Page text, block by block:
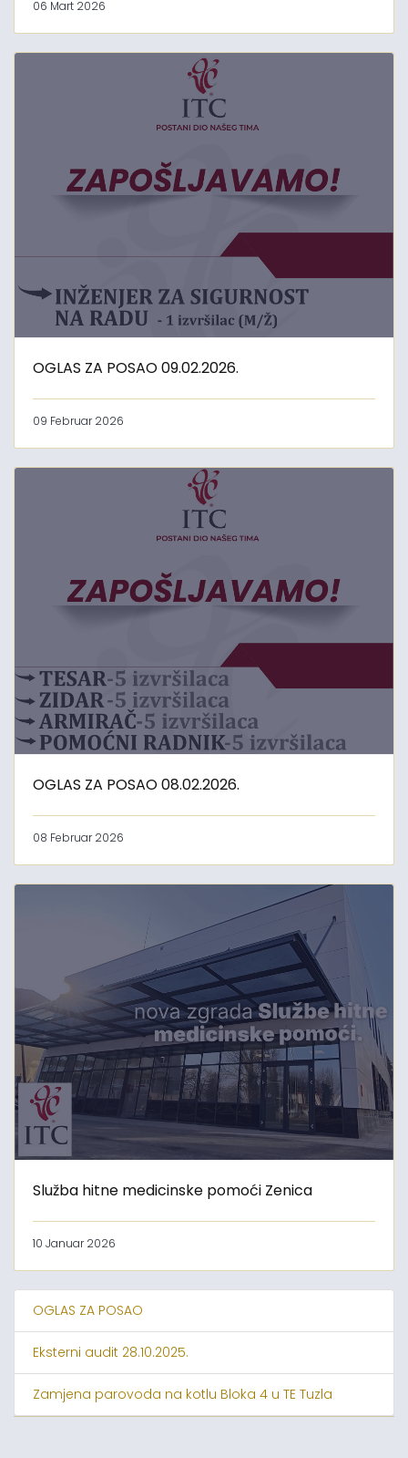
06 Mart 2026
OGLAS ZA POSAO 09.02.2026.
09 Februar 2026
OGLAS ZA POSAO 08.02.2026.
08 Februar 2026
Služba hitne medicinske pomoći Zenica
10 Januar 2026
OGLAS ZA POSAO
Eksterni audit 28.10.2025.
Zamjena parovoda na kotlu Bloka 4 u TE Tuzla